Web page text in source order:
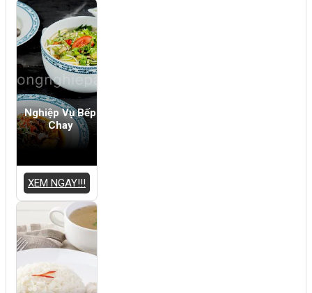
Nghiệp Vụ Bếp
Chay
XEM NGAY!!!